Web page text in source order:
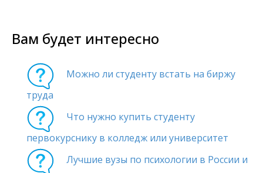
Вам будет интересно
Можно ли студенту встать на биржу
труда
Что нужно купить студенту
первокурснику в колледж или университет
Лучшие вузы по психологии в России и